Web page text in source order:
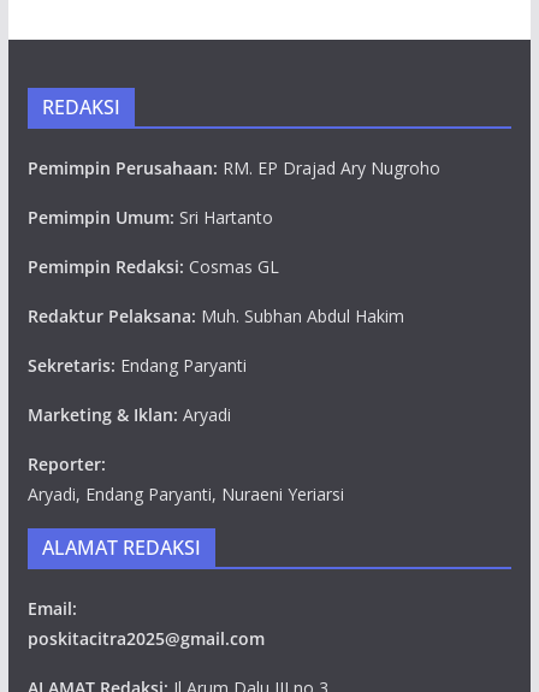
REDAKSI
Pemimpin Perusahaan: RM. EP Drajad Ary Nugroho
Pemimpin Umum: Sri Hartanto
Pemimpin Redaksi: Cosmas GL
Redaktur Pelaksana: Muh. Subhan Abdul Hakim
Sekretaris: Endang Paryanti
Marketing & Iklan: Aryadi
Reporter:
Aryadi, Endang Paryanti, Nuraeni Yeriarsi
ALAMAT REDAKSI
Email:
poskitacitra2025@gmail.com
ALAMAT Redaksi: Jl Arum Dalu III no 3